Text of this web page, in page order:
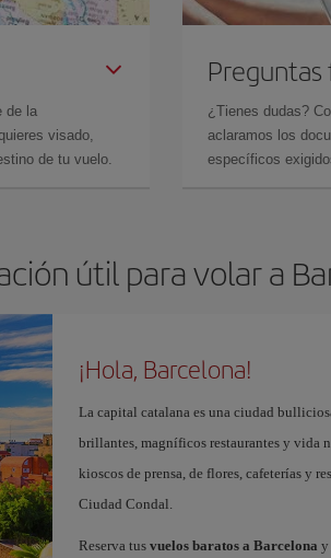
de la
visado,
de tu vuelo.
¿Tienes dudas?
aclaramos los
específicos
útil para volar a
¡Hola, Barcelona!
La capital catalana es una ciudad
brillantes, magníficos restaurantes y vida
kioscos de prensa, de flores, cafeterías y
Ciudad Condal.
Reserva tus vuelos baratos a Barcelona y